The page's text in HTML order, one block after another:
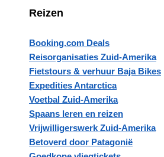
Reizen
Booking.com Deals
Reisorganisaties Zuid-Amerika
Fietstours & verhuur Baja Bikes
Expedities Antarctica
Voetbal Zuid-Amerika
Spaans leren en reizen
Vrijwilligerswerk Zuid-Amerika
Betoverd door Patagonië